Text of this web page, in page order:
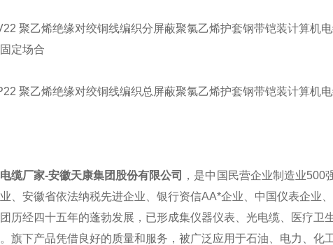
聚乙烯绝缘对绞铜线编织分屏蔽聚氯乙烯护套钢带铠装计算机
定场合
聚乙烯绝缘对绞铜线编织总屏蔽聚氯乙烯护套钢带铠装计算机
缆厂家-安徽天康集团股份有限公司
，是中国民营企业制造业
、安徽省依法纳税先进企业、银行资信AA*企业、中国仪表企业
历经四十五年的蓬勃发展，已形成集仪器仪表、光电缆、医疗
旗下产品凭借良好的质量和服务，被广泛应用于石油、电力、